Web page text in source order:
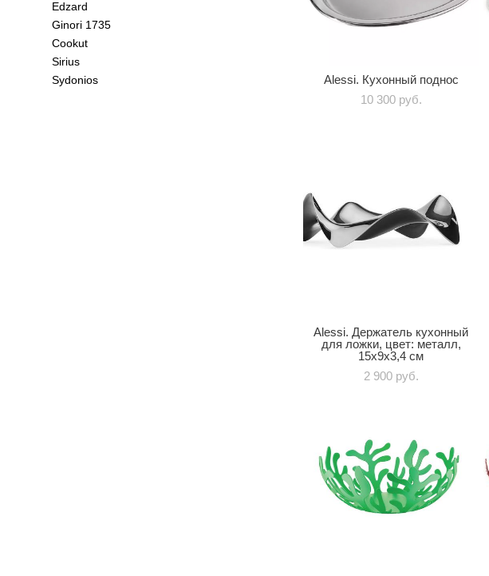
Edzard
Ginori 1735
Cookut
Sirius
Sydonios
Alessi. Кухонный поднос
10 300 pуб.
Alessi. Держатель кухонный
для ложки, цвет: металл,
15х9х3,4 см
2 900 pуб.